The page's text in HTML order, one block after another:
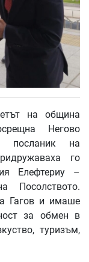
на община
Негово
посланик на
го
Елефтериу –
Посолството.
Гагов и имаше
за обмен в
туризъм,